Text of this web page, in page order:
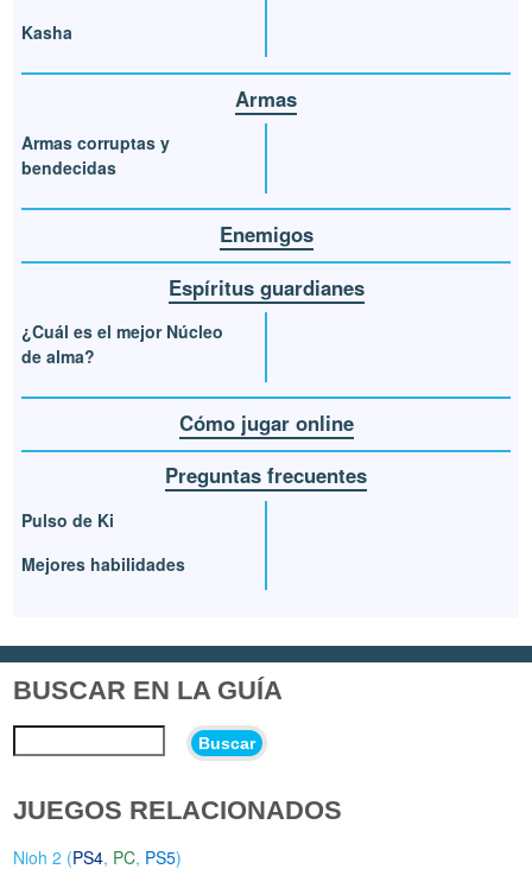
Kasha
Armas
Armas corruptas y
bendecidas
Enemigos
Espíritus guardianes
¿Cuál es el mejor Núcleo
de alma?
Cómo jugar online
Preguntas frecuentes
Pulso de Ki
Mejores habilidades
BUSCAR EN LA GUÍA
Buscar
JUEGOS RELACIONADOS
Nioh 2 (PS4, PC, PS5)